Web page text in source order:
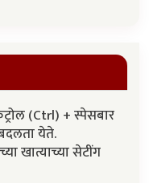
(Ctrl) + स्पेसबार
येते.
खात्याच्या सेटींग